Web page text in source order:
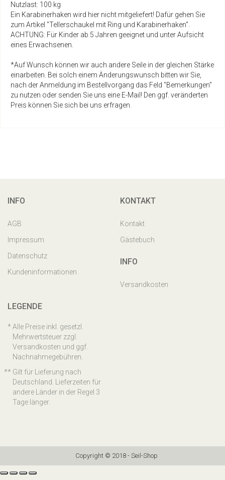
Nutzlast: 100 kg
Ein Karabinerhaken wird hier nicht mitgeliefert! Dafür gehen Sie
zum Artikel "Tellerschaukel mit Ring und Karabinerhaken".
ACHTUNG: Für Kinder ab 5 Jahren geeignet und unter Aufsicht
eines Erwachsenen.
*Auf Wunsch können wir auch andere Seile in der gleichen Stärke
einarbeiten. Bei solch einem Änderungswunsch bitten wir Sie,
nach der Anmeldung im Bestellvorgang das Feld "Bemerkungen"
zu nutzen oder senden Sie uns eine E-Mail! Den ggf. veränderten
Preis können Sie sich bei uns erfragen.
INFO
AGB
Impressum
Datenschutz
Kundeninformationen
KONTAKT
Kontakt
Gästebuch
INFO
Versandkosten
LEGENDE
Alle Preise inkl. gesetzl.
Mehrwertsteuer zzgl.
Versandkosten und ggf.
Nachnahmegebühren.
Gilt für Lieferung nach
Deutschland. Lieferzeiten für
andere Länder in der Regel 3
Tage länger.
Copyright © 2018 - Seil-Shop